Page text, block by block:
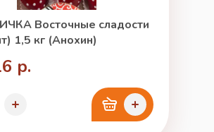
Восточные сладости
1,5 кг (Анохин)
р.